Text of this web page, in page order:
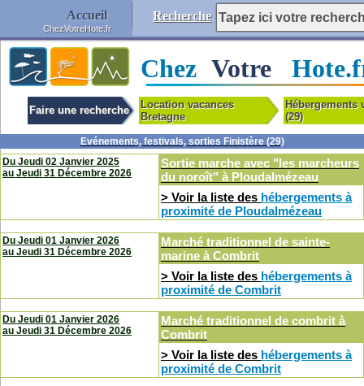
Evénements, festivals, sorties Finistère (29)
Du Jeudi 02 Janvier 2025
au Jeudi 31 Décembre 2026
Sortie marche avec "les marcheurs
du noroît" à Ploudalmézeau
> Voir la liste des hébergements à
proximité de Ploudalmézeau
Du Jeudi 01 Janvier 2026
au Jeudi 31 Décembre 2026
Marché traditionnel de sainte-
marine à Combrit
> Voir la liste des hébergements à
proximité de Combrit
Du Jeudi 01 Janvier 2026
au Jeudi 31 Décembre 2026
Marché traditionnel de combrit à
Combrit
> Voir la liste des hébergements à
proximité de Combrit
Faire une recherche Location vacances
Bretagne
Hébergements
(29)
Chez Votre
Accueil
ChezVotreHote.fr
Recherche